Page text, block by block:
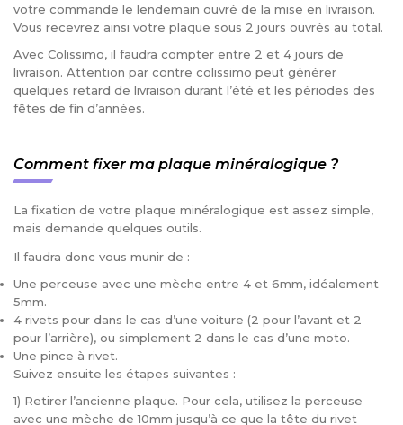
votre commande le lendemain ouvré de la mise en livraison.
Vous recevrez ainsi votre plaque sous 2 jours ouvrés au total.
Avec Colissimo, il faudra compter entre 2 et 4 jours de
livraison. Attention par contre colissimo peut générer
quelques retard de livraison durant l’été et les périodes des
fêtes de fin d’années.
Comment fixer ma plaque minéralogique ?
La fixation de votre plaque minéralogique est assez simple,
mais demande quelques outils.
Il faudra donc vous munir de :
Une perceuse avec une mèche entre 4 et 6mm, idéalement
5mm.
4 rivets pour dans le cas d’une voiture (2 pour l’avant et 2
pour l’arrière), ou simplement 2 dans le cas d’une moto.
Une pince à rivet.
Suivez ensuite les étapes suivantes :
1) Retirer l’ancienne plaque. Pour cela, utilisez la perceuse
avec une mèche de 10mm jusqu’à ce que la tête du rivet